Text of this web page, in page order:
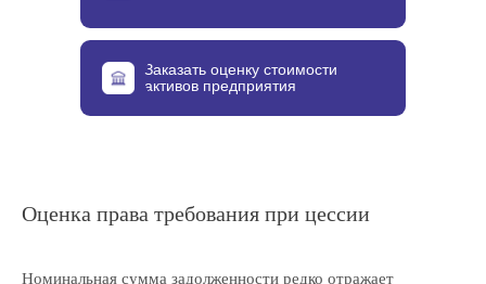
Заказать оценку стоимости
активов предприятия
Оценка права требования при цессии
Номинальная сумма задолженности редко отражает